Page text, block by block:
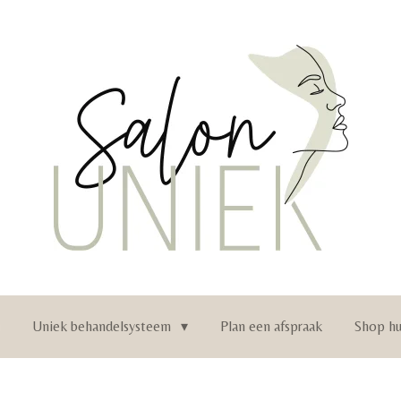
Uniek behandelsysteem Plan een afspraak Shop